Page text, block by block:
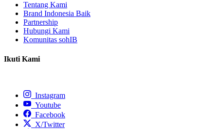
Tentang Kami
Brand Indonesia Baik
Partnership
Hubungi Kami
Komunitas sohIB
Ikuti Kami
Instagram
Youtube
Facebook
X/Twitter